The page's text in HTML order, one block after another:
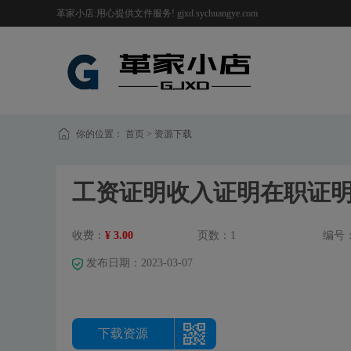
革家小店:用心提供文件服务! gjxd.sychuangye.com
你的位置： 首页 > 资源下载
工资证明收入证明在职证
收费： ¥ 3.00 页数：1 编号
发布日期：2023-03-07
下载资源